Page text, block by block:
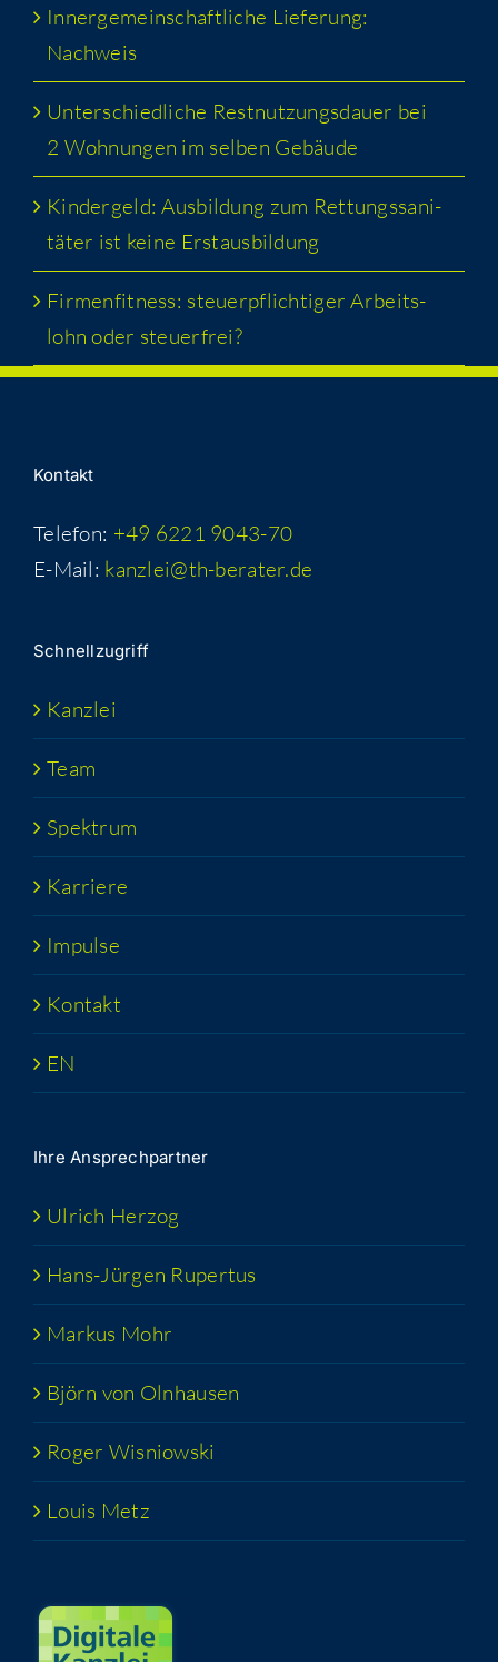
Inner­ge­mein­schaft­li­che Lie­fe­rung:
Nachweis
Unter­schied­li­che Rest­nut­zungs­dau­er bei
2 Woh­nun­gen im sel­ben Gebäude
Kin­der­geld: Aus­bil­dung zum Ret­tungs­sa­ni­
tä­ter ist kei­ne Erstausbildung
Fir­men­fit­ness: steu­er­pflich­ti­ger Arbeits­
lohn oder steuerfrei?
Kon­takt
Telefon: +49 6221 9043-70
E-Mail: kanzlei@th-berater.de
Schnell­zu­griff
Kanz­lei
Team
Spek­trum
Kar­rie­re
Impul­se
Kon­takt
EN
Ihre Ansprech­part­ner
Ulrich Her­zog
Hans-Jür­­gen Rupertus
Mar­kus Mohr
Björn von Olnhausen
Roger Wis­niow­ski
Lou­is Metz